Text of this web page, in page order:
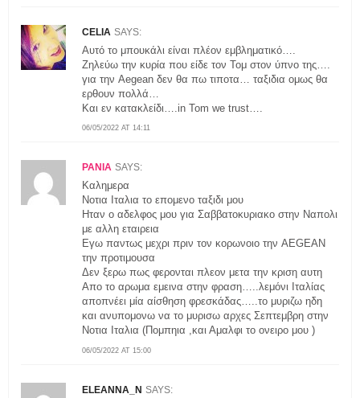
CELIA SAYS:
06/05/2022 AT 14:11
Αυτό το μπουκάλι είναι πλέον εμβληματικό….
Ζηλεύω την κυρία που είδε τον Τομ στον ύπνο της….
για την Aegean δεν θα πω τιποτα… ταξιδια ομως θα
ερθουν πολλά…
Και εν κατακλείδι….in Tom we trust….
ΡΑΝΙΑ SAYS:
06/05/2022 AT 15:00
Kαλημερα
Νοτια Ιταλια το επομενο ταξιδι μου
Ηταν ο αδελφος μου για Σαββατοκυριακο στην Ναπολι
με αλλη εταιρεια
Εγω παντως μεχρι πριν τον κορωνοιο την AEGEAN
την προτιμουσα
Δεν ξερω πως φερονται πλεον μετα την κριση αυτη
Απο το αρωμα εμεινα στην φραση…..λεμόνι Ιταλίας
αποπνέει μία αίσθηση φρεσκάδας…..το μυριζω ηδη
και ανυπομονω να το μυρισω αρχες Σεπτεμβρη στην
Νοτια Ιταλια (Πομπηια ,και Αμαλφι το ονειρο μου )
ELEANNA_N SAYS: